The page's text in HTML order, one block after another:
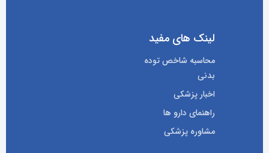
لینک های مفید
محاسبه شاخص توده
بدنی
اخبار پزشکی
راهنمای دارو ها
مشاوره پزشکی